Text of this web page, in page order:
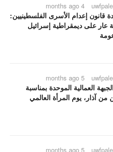
4 months ago
قانون إعدام الأسرى الفلسطينيين:
عار على ديمقراطية إسرائيل
5 months ago
العمالية الموحدة بمناسبة
من آذار، يوم المرأة العالمي
5 months ago